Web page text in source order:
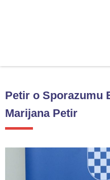
Petir o Sporazumu
Marijana Petir